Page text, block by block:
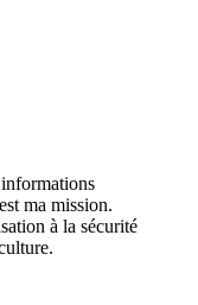
ma mission.
à la sécurité